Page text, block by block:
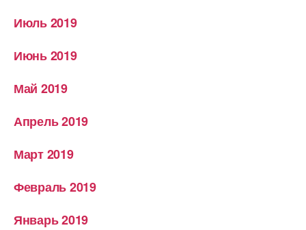
Июль 2019
Июнь 2019
Май 2019
Апрель 2019
Март 2019
Февраль 2019
Январь 2019